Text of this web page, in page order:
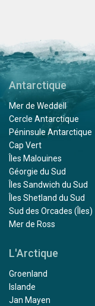
Antarctique
Mer de Weddell
Cercle Antarctique
Péninsule Antarctique
Cap Vert
Îles Malouines
Géorgie du Sud
Îles Sandwich du Sud
Îles Shetland du Sud
Sud des Orcades (Îles)
Mer de Ross
L'Arctique
Groenland
Islande
Jan Mayen